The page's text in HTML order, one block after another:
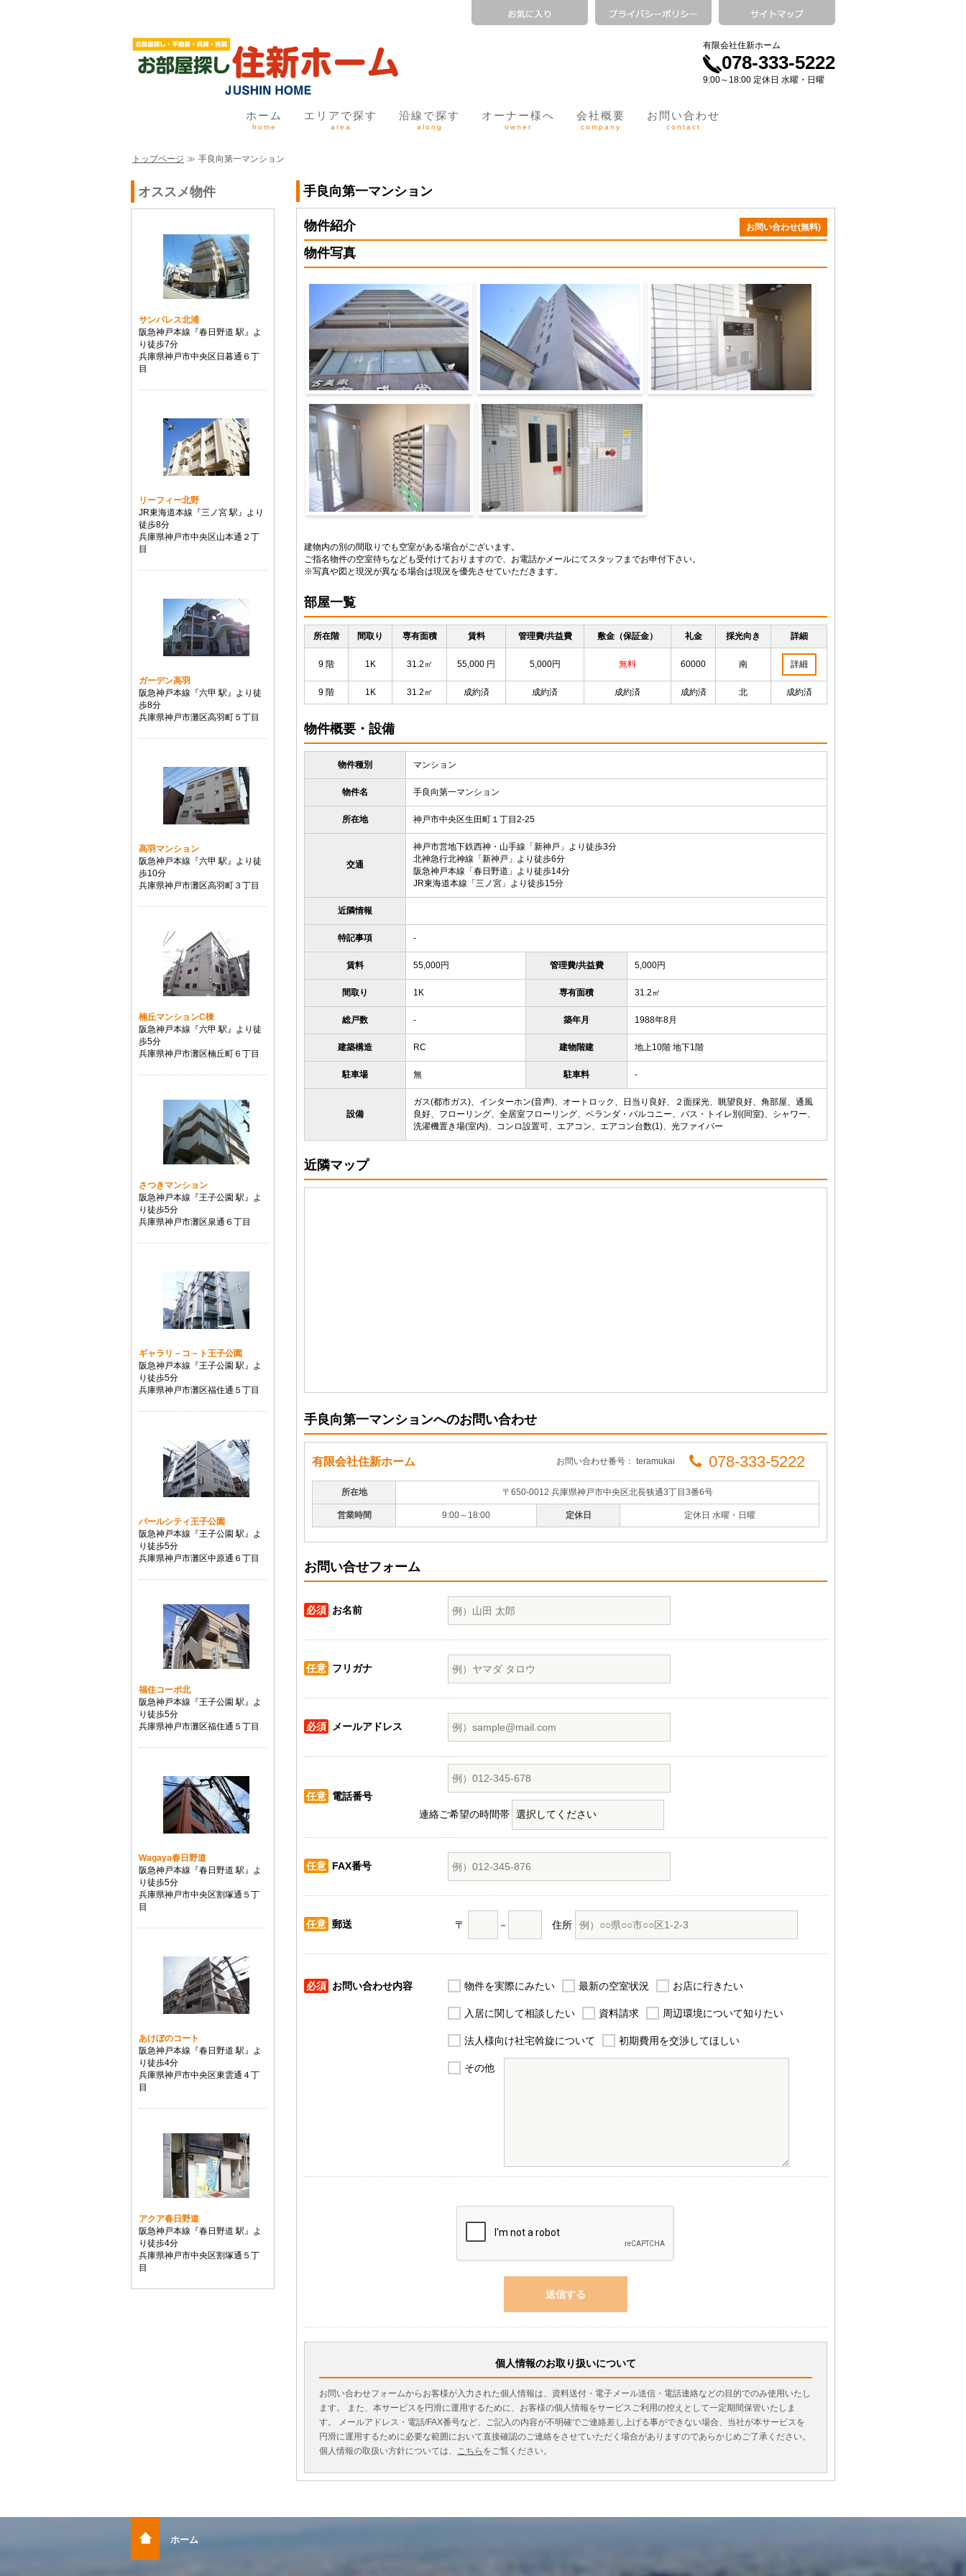
有限会社住新ホーム
078-333-5222
9:00～18:00 定休日 水曜・日曜
ホーム
home
エリアで探す
area
沿線で探す
along
オーナー様へ
owner
会社概要
company
お問い合わせ
contact
トップページ ≫ 手良向第一マンション
手良向第一マンション
物件紹介 お問い合わせ(無料)
物件写真
建物外観 建物外観
建物内の別の間取りでも空室がある場合がございます。
ご指名物件の空室待ちなども受付けておりますので、お電話かメールにてスタッフまでお申付下さい。
※写真や図と現況が異なる場合は現況を優先させていただきます。
部屋一覧
所在階 間取り 専有面積 賃料 管理費/共益費 敷金（保証金） 礼金 採光向き 詳細
9 階 1K 31.2㎡ 55,000 円 5,000円 無料 60000 南 詳細
9 階 1K 31.2㎡ 成約済 成約済 成約済 成約済 北 成約済
物件概要・設備
物件種別 マンション
物件名 手良向第一マンション
所在地 神戸市中央区生田町１丁目2-25
交通
神戸市営地下鉄西神・山手線「新神戸」より徒歩3分
北神急行北神線「新神戸」より徒歩6分
阪急神戸本線「春日野道」より徒歩14分
JR東海道本線「三ノ宮」より徒歩15分
近隣情報
特記事項 -
賃料 55,000円 管理費/共益費 5,000円
間取り 1K 専有面積 31.2㎡
総戸数 - 築年月 1988年8月
建築構造 RC 建物階建 地上10階 地下1階
駐車場 無 駐車料 -
設備
ガス(都市ガス)、インターホン(音声)、オートロック、日当り良好、２面採光、眺望良好、角部屋、通風
良好、フローリング、全居室フローリング、ベランダ・バルコニー、バス・トイレ別(同室)、シャワー、
洗濯機置き場(室内)、コンロ設置可、エアコン、エアコン台数(1)、光ファイバー
近隣マップ
手良向第一マンションへのお問い合わせ
有限会社住新ホーム 078-333-5222
お問い合わせ番号： teramukai
所在地 〒650-0012 兵庫県神戸市中央区北長狭通3丁目3番6号
営業時間 9:00～18:00 定休日 定休日 水曜・日曜
お問い合せフォーム
必須 お名前
任意 フリガナ
必須 メールアドレス
任意 電話番号
連絡ご希望の時間帯
任意 FAX番号
任意 郵送 〒 － 住所
必須 お問い合わせ内容 物件を実際にみたい 最新の空室状況 お店に行きたい
入居に関して相談したい 資料請求 周辺環境について知りたい
法人様向け社宅斡旋について 初期費用を交渉してほしい
その他
個人情報のお取り扱いについて
お問い合わせフォームからお客様が入力された個人情報は、資料送付・電子メール送信・電話連絡などの目的でのみ使用いたし
ます。 また、本サービスを円滑に運用するために、お客様の個人情報をサービスご利用の控えとして一定期間保管いたしま
す。 メールアドレス・電話/FAX番号など、ご記入の内容が不明確でご連絡差し上げる事ができない場合、当社が本サービスを
円滑に運用するために必要な範囲において直接確認のご連絡をさせていただく場合がありますのであらかじめご了承ください。
個人情報の取扱い方針については、 こちら をご覧ください。
オススメ物件
サンパレス北浦
阪急神戸本線『春日野道 駅』よ
り徒歩7分
兵庫県神戸市中央区日暮通６丁
目
リーフィー北野
JR東海道本線『三ノ宮 駅』より
徒歩8分
兵庫県神戸市中央区山本通２丁
目
ガーデン高羽
阪急神戸本線『六甲 駅』より徒
歩8分
兵庫県神戸市灘区高羽町５丁目
高羽マンション
阪急神戸本線『六甲 駅』より徒
歩10分
兵庫県神戸市灘区高羽町３丁目
楠丘マンションC棟
阪急神戸本線『六甲 駅』より徒
歩5分
兵庫県神戸市灘区楠丘町６丁目
さつきマンション
阪急神戸本線『王子公園 駅』よ
り徒歩5分
兵庫県神戸市灘区泉通６丁目
ギャラリ－コ－ト王子公園
阪急神戸本線『王子公園 駅』よ
り徒歩5分
兵庫県神戸市灘区福住通５丁目
パールシティ王子公園
阪急神戸本線『王子公園 駅』よ
り徒歩5分
兵庫県神戸市灘区中原通６丁目
福住コーポ北
阪急神戸本線『王子公園 駅』よ
り徒歩5分
兵庫県神戸市灘区福住通５丁目
Wagaya春日野道
阪急神戸本線『春日野道 駅』よ
り徒歩5分
兵庫県神戸市中央区割塚通５丁
目
あけぼのコート
阪急神戸本線『春日野道 駅』よ
り徒歩4分
兵庫県神戸市中央区東雲通４丁
目
アクア春日野道
阪急神戸本線『春日野道 駅』よ
り徒歩4分
兵庫県神戸市中央区割塚通５丁
目
ホーム